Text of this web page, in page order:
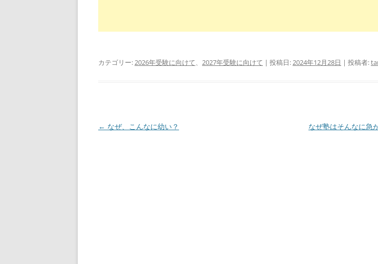
カテゴリー:2026年受験に向けて、 2027年受験に向けて | 投稿日:2024年12月28日 | 投稿者:
投
← なぜ、こんなに幼い？ なぜ塾はそんなに急